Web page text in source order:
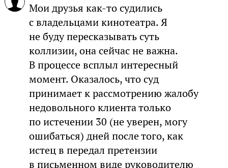
Мои друзья как-то судились
с владельцами кинотеатра. Я
не буду пересказывать суть
коллизии, она сейчас не важна.
В процессе всплыл интересный
момент. Оказалось, что суд
принимает к рассмотрению жалобу
недовольного клиента только
по истечении 30 (не уверен, могу
ошибаться) дней после того, как
истец в передал претензии
в письменном виде руководителю